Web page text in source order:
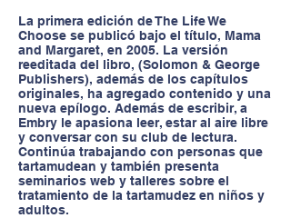
La primera edición de The Life We
Choose se publicó bajo el título, Mama
and Margaret, en 2005. La versión
reeditada del libro, (Solomon & George
Publishers), además de los capítulos
originales, ha agregado contenido y una
nueva epílogo. Además de escribir, a
Embry le apasiona leer, estar al aire libre
y conversar con su club de lectura.
Continúa trabajando con personas que
tartamudean y también presenta
seminarios web y talleres sobre el
tratamiento de la tartamudez en niños y
adultos.